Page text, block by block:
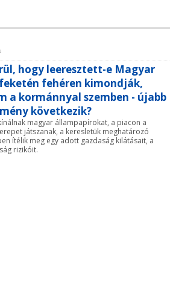
hogy leeresztett-e Magyar
fehéren kimondják,
a kormánnyal szemben - újabb
következik?
magyar állampapírokat, a piacon a
játszanak, a keresletük meghatározó
ítélik meg egy adott gazdaság kilátásait, a
rizikóit.